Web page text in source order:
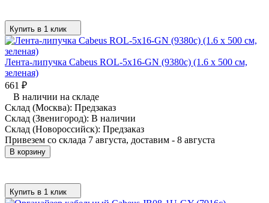
Купить в 1 клик
Лента-липучка Cabeus ROL-5x16-GN (9380c) (1.6 x 500 см,
зеленая)
661 ₽
В наличии на складе
Склад (Москва): Предзаказ
Склад (Звенигород): В наличии
Склад (Новороссийск): Предзаказ
Привезем со склада 7 августа, доставим - 8 августа
В корзину
Купить в 1 клик